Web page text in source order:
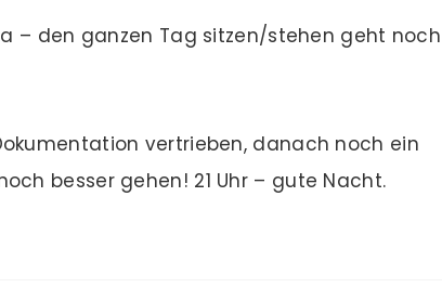
– den ganzen Tag sitzen/stehen geht noch
vertrieben, danach noch ein
besser gehen! 21 Uhr – gute Nacht.